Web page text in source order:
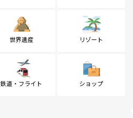
世界遺産 リゾート
鉄道・フライト ショップ